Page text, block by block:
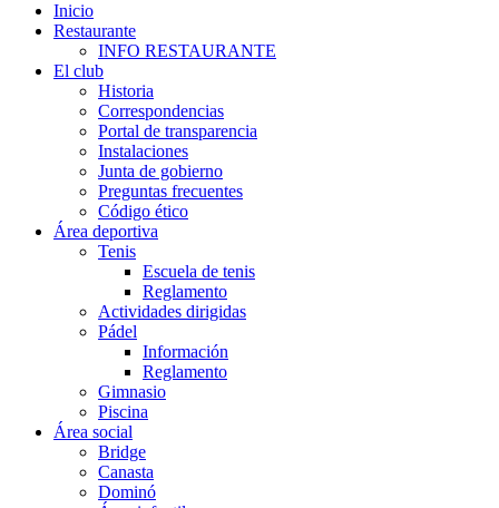
Inicio
Restaurante
INFO RESTAURANTE
El club
Historia
Correspondencias
Portal de transparencia
Instalaciones
Junta de gobierno
Preguntas frecuentes
Código ético
Área deportiva
Tenis
Escuela de tenis
Reglamento
Actividades dirigidas
Pádel
Información
Reglamento
Gimnasio
Piscina
Área social
Bridge
Canasta
Dominó